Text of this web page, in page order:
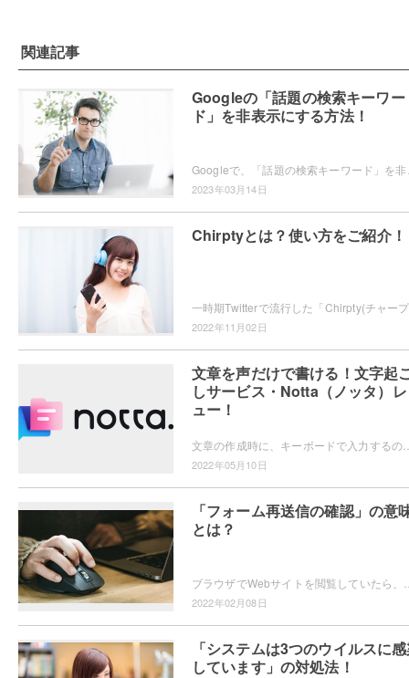
関連記事
Googleの「話題の検索キーワー
ド」を非表示にする方法！
2023年03月14日
Chirptyとは？使い方をご紹介！
2022年11月02日
文章を声だけで書ける！文字起
しサービス・Notta（ノッタ）
ュー！
2022年05月10日
「フォーム再送信の確認」の意
とは？
2022年02月08日
「システムは3つのウイルスに
しています」の対処法！